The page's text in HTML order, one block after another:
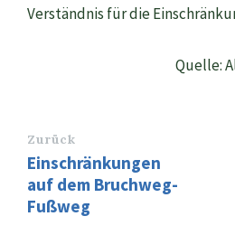
Verständnis für die
Quelle:
Zurück
Einschränkungen
auf dem Bruchweg-
Fußweg